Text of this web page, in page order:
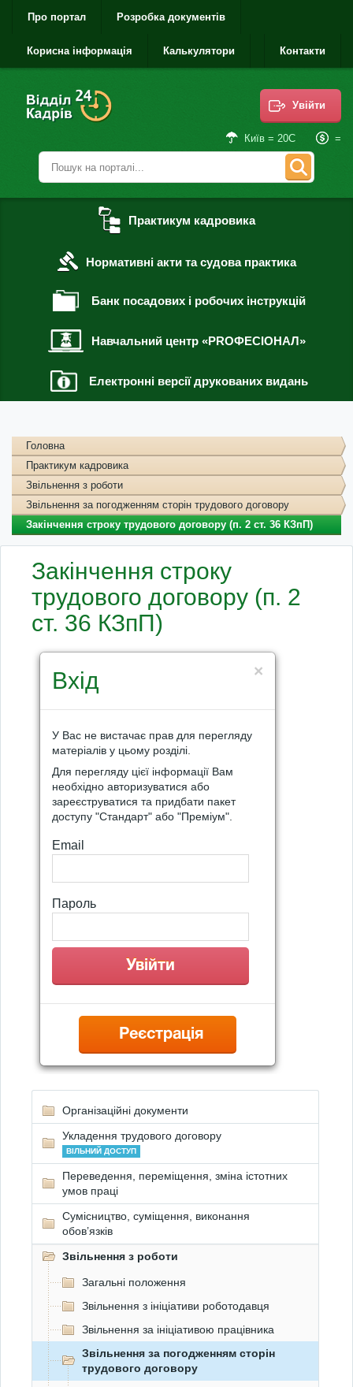
Про портал Розробка документів
Корисна інформація Калькулятори Контакти
Увійти
Київ = 20С =
Практикум кадровика
Нормативні акти та судова практика
Банк посадових і робочих інструкцій
Навчальний центр «PROФЕСІОНАЛ»
Електронні версії друкованих видань
Головна
Практикум кадровика
Звільнення з роботи
Звільнення за погодженням сторін трудового договору
Закінчення строку трудового договору (п. 2 ст. 36 КЗпП)
Закінчення строку
трудового договору (п. 2
ст. 36 КЗпП)
×
Вхід
У Вас не вистачає прав для перегляду
матеріалів у цьому розділі.
Для перегляду цієї інформації Вам
необхідно авторизуватися або
зареєструватися та придбати пакет
доступу "Стандарт" або "Преміум".
Email
Пароль
Реєстрація
Організаційні документи
Укладення трудового договору
ВІЛЬНИЙ ДОСТУП
Переведення, переміщення, зміна істотних
умов праці
Сумісництво, суміщення, виконання
обов’язків
Звільнення з роботи
Загальні положення
Звільнення з ініціативи роботодавця
Звільнення за ініціативою працівника
Звільнення за погодженням сторін
трудового договору